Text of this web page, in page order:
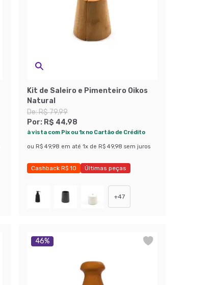
Kit de Saleiro e Pimenteiro Oikos
Natural
De:R$ 79,99
Por: R$ 44,98
à vista com Pix ou 1x no Cartão de Crédito
ou R$ 49,98 em até 1x de R$ 49,98 sem juros
Cashback R$ 10
Últimas peças
+47
46%